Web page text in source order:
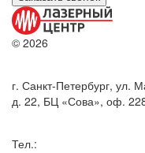
© 2026
г. Санкт-Петербург, ул.
д. 22, БЦ «Сова», оф.
Тел.: